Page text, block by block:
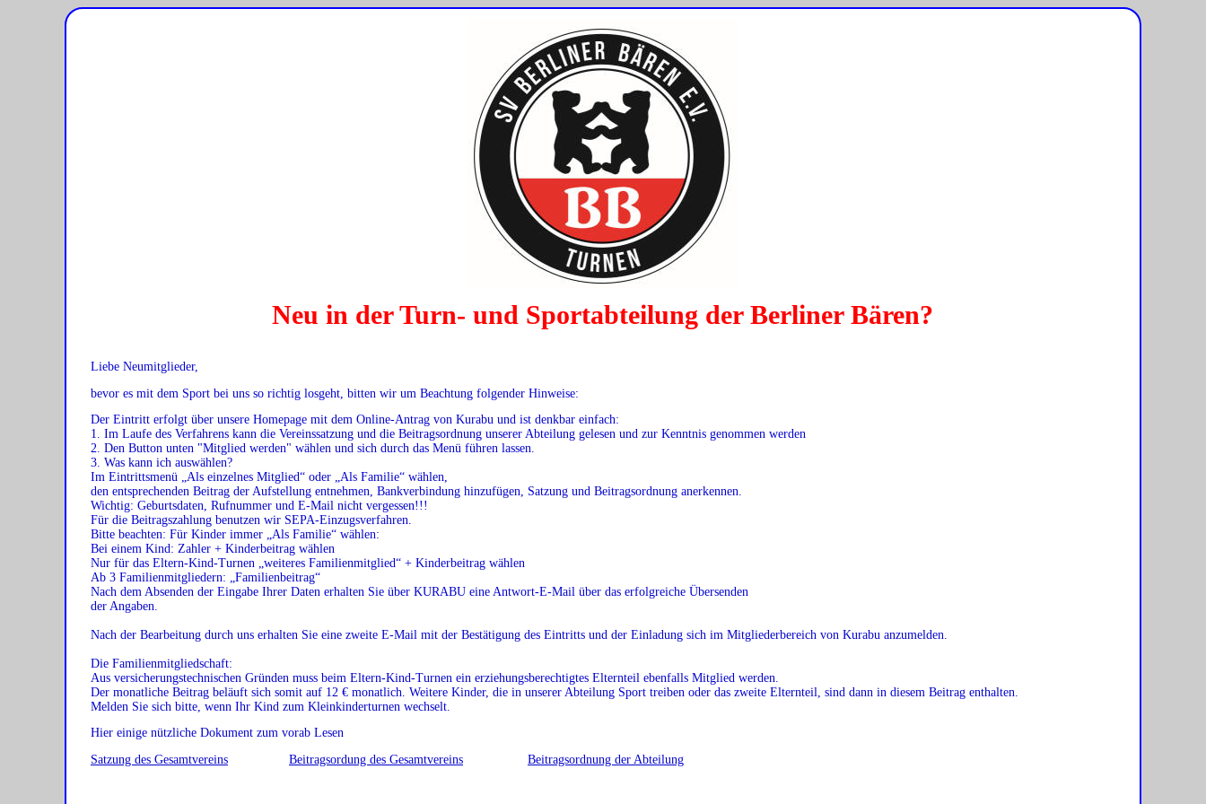
Neu in der Turn- und Sportabteilung der Berliner Bären?
Liebe Neumitglieder,
bevor es mit dem Sport bei uns so richtig losgeht, bitten wir um Beachtung folgender Hinweise:
Der Eintritt erfolgt über unsere Homepage mit dem Online-Antrag von Kurabu und ist denkbar einfach:
1. Im Laufe des Verfahrens kann die Vereinssatzung und die Beitragsordnung unserer Abteilung gelesen und zur Kenntnis genommen werden
2. Den Button unten "Mitglied werden" wählen und sich durch das Menü führen lassen.
3. Was kann ich auswählen?
Im Eintrittsmenü „Als einzelnes Mitglied“ oder „Als Familie“ wählen,
den entsprechenden Beitrag der Aufstellung entnehmen, Bankverbindung hinzufügen, Satzung und Beitragsordnung anerkennen.
Wichtig: Geburtsdaten, Rufnummer und E-Mail nicht vergessen!!!
Für die Beitragszahlung benutzen wir SEPA-Einzugsverfahren.
Bitte beachten: Für Kinder immer „Als Familie“ wählen:
Bei einem Kind: Zahler + Kinderbeitrag wählen
Nur für das Eltern-Kind-Turnen „weiteres Familienmitglied“ + Kinderbeitrag wählen
Ab 3 Familienmitgliedern: „Familienbeitrag“
Nach dem Absenden der Eingabe Ihrer Daten erhalten Sie über KURABU eine Antwort-E-Mail über das erfolgreiche Übersenden
der Angaben.
Nach der Bearbeitung durch uns erhalten Sie eine zweite E-Mail mit der Bestätigung des Eintritts und der Einladung sich im Mitgliederbereich von Kurabu anzumelden.
Die Familienmitgliedschaft:
Aus versicherungstechnischen Gründen muss beim Eltern-Kind-Turnen ein erziehungsberechtigtes Elternteil ebenfalls Mitglied werden.
Der monatliche Beitrag beläuft sich somit auf 12 € monatlich. Weitere Kinder, die in unserer Abteilung Sport treiben oder das zweite Elternteil, sind dann in diesem Beitrag enthalten.
Melden Sie sich bitte, wenn Ihr Kind zum Kleinkinderturnen wechselt.
Hier einige nützliche Dokument zum vorab Lesen
Satzung des Gesamtvereins
Beitragsordung des Gesamtvereins Beitragsordnung der Abteilung